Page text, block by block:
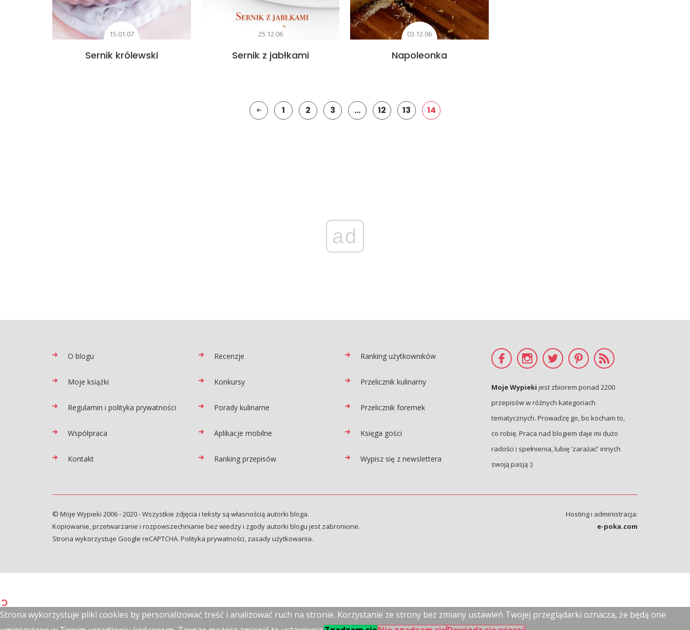
15.01.07
Sernik królewski
25.12.06
Sernik z jabłkami
03.12.06
Napoleonka
1 2 3 … 12 13 14
ad
O blogu
Moje książki
Regulamin i polityka prywatności
Współpraca
Kontakt
Recenzje
Konkursy
Porady kulinarne
Aplikacje mobilne
Ranking przepisów
Ranking użytkowników
Przelicznik kulinarny
Przelicznik foremek
Księga gości
Wypisz się z newslettera
Moje Wypieki jest zbiorem ponad 2200
przepisów w różnych kategoriach
tematycznych. Prowadzę go, bo kocham to,
co robię. Praca nad blogiem daje mi dużo
radości i spełnienia, lubię 'zarażać' innych
swoją pasją :)
© Moje Wypieki 2006 - 2020 - Wszystkie zdjęcia i teksty są własnością autorki bloga.
Kopiowanie, przetwarzanie i rozpowszechnianie bez wiedzy i zgody autorki blogu jest zabronione.
Strona wykorzystuje Google reCAPTCHA. Polityka prywatności, zasady użytkowania.
Hosting i administracja:
e-poka.com
Strona wykorzystuje pliki cookies by personalizować treść i analizować ruch na stronie. Korzystanie ze strony bez zmiany ustawień Twojej przeglądarki oznacza, że będą one